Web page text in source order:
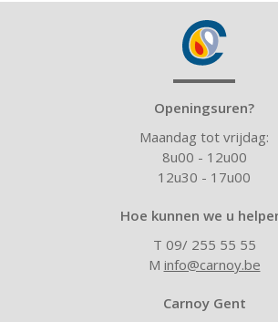
Openingsuren?
Maandag tot vrijdag:
8u00 - 12u00
12u30 - 17u00
Hoe kunnen we u
T 09/ 255 55 55
M info@carnoy.be
Carnoy Gent